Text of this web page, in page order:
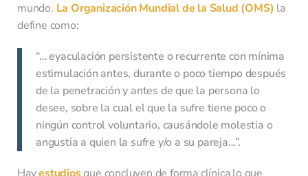
mundo. La Organización Mundial de la Salud (OMS) la
define como:
“… eyaculación persistente o recurrente con mínima
estimulación antes, durante o poco tiempo después
de la penetración y antes de que la persona lo
desee, sobre la cual el que la sufre tiene poco o
ningún control voluntario, causándole molestia o
angustia a quien la sufre y/o a su pareja…”.